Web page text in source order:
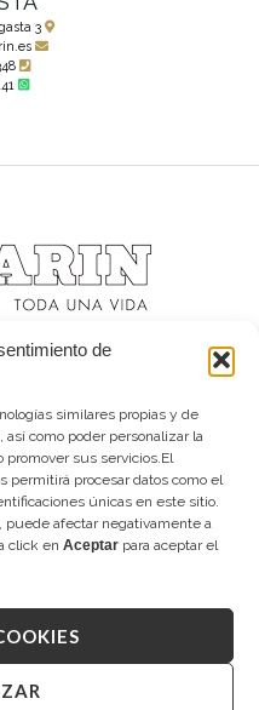
de
similares propias y de
así como poder personalizar la
promover sus servicios.El
permitirá procesar datos como el
únicas en este sitio.
puede afectar negativamente a
click en Aceptar para aceptar el
3
1963
Joyeros
|Política de privacidad